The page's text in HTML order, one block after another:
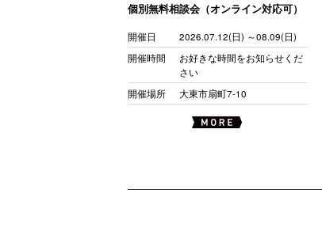
個別無料相談会（オンライン対応可）
開催日
2026.07.12(日) ～08.09(日)
開催時間
お好きな時間をお知らせくだ
さい
開催場所
大東市扇町7-10